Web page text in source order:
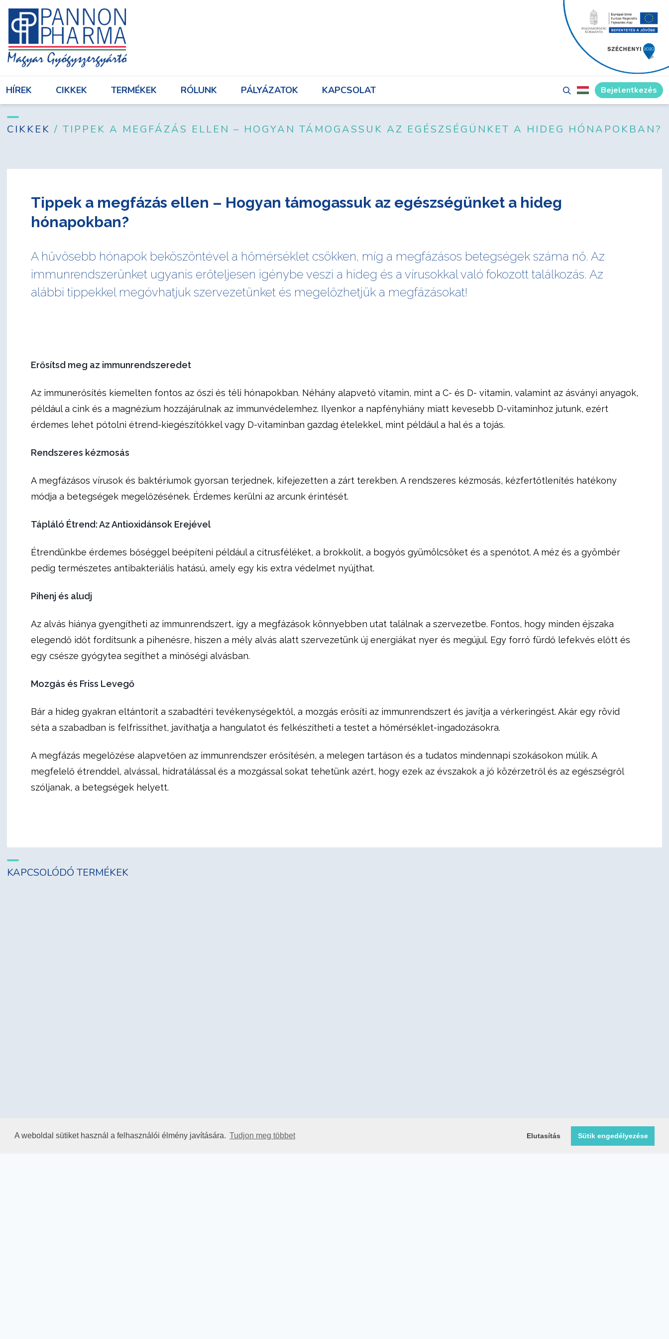
A weboldal sütiket használ a felhasználói élmény javítására. Tudjon meg többet Elutasítás Sütik engedélyezése
HÍREK CIKKEK
HÍREK CIKKEK TERMÉKEK RÓLUNK PÁLYÁZATOK KAPCSOLAT Bejelentkezés
CIKKEK/ TIPPEK A MEGFÁZÁS ELLEN – HOGYAN TÁMOGASSUK AZ EGÉSZSÉGÜNKET A HIDEG HÓNAPOKBAN?
Tippek a megfázás ellen – Hogyan támogassuk az egészségünket a hideg
hónapokban?
A hűvösebb hónapok beköszöntével a hőmérséklet csökken, míg a megfázásos betegségek száma nő. Az
immunrendszerünket ugyanis erőteljesen igénybe veszi a hideg és a vírusokkal való fokozott találkozás. Az
alábbi tippekkel megóvhatjuk szervezetünket és megelőzhetjük a megfázásokat!
Erősítsd meg az immunrendszeredet
Az immunerősítés kiemelten fontos az őszi és téli hónapokban. Néhány alapvető vitamin, mint a C- és D- vitamin, valamint az ásványi anyagok,
például a cink és a magnézium hozzájárulnak az immunvédelemhez. Ilyenkor a napfényhiány miatt kevesebb D-vitaminhoz jutunk, ezért
érdemes lehet pótolni étrend-kiegészítőkkel vagy D-vitaminban gazdag ételekkel, mint például a hal és a tojás.
Rendszeres kézmosás
A megfázásos vírusok és baktériumok gyorsan terjednek, kifejezetten a zárt terekben. A rendszeres kézmosás, kézfertőtlenítés hatékony
módja a betegségek megelőzésének. Érdemes kerülni az arcunk érintését.
Tápláló Étrend: Az Antioxidánsok Erejével
Étrendünkbe érdemes bőséggel beépíteni például a citrusféléket, a brokkolit, a bogyós gyümölcsöket és a spenótot. A méz és a gyömbér
pedig természetes antibakteriális hatású, amely egy kis extra védelmet nyújthat.
Pihenj és aludj
Az alvás hiánya gyengítheti az immunrendszert, így a megfázások könnyebben utat találnak a szervezetbe. Fontos, hogy minden éjszaka
elegendő időt fordítsunk a pihenésre, hiszen a mély alvás alatt szervezetünk új energiákat nyer és megújul. Egy forró fürdő lefekvés előtt és
egy csésze gyógytea segíthet a minőségi alvásban.
Mozgás és Friss Levegő
Bár a hideg gyakran eltántorít a szabadtéri tevékenységektől, a mozgás erősíti az immunrendszert és javítja a vérkeringést. Akár egy rövid
séta a szabadban is felfrissíthet, javíthatja a hangulatot és felkészítheti a testet a hőmérséklet-ingadozásokra.
A megfázás megelőzése alapvetően az immunrendszer erősítésén, a melegen tartáson és a tudatos mindennapi szokásokon múlik. A
megfelelő étrenddel, alvással, hidratálással és a mozgással sokat tehetünk azért, hogy ezek az évszakok a jó közérzetről és az egészségről
szóljanak, a betegségek helyett.
KAPCSOLÓDÓ TERMÉKEK